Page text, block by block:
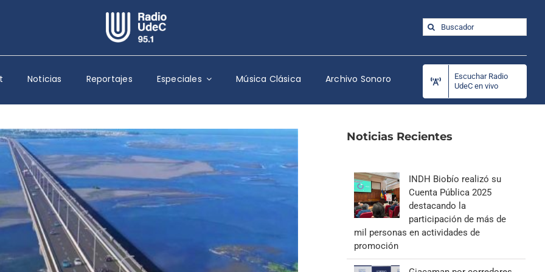
Escuchar Radio UdeC en vivo
Quiénes Somos
Programación
Podcast
Noticias
Reportajes
Columnas
Música Clásica
Especiales
Buscar:
Noticias Reportajes Especiales Música Clásica Archivo Sonoro
Escuchar Radio
UdeC en vivo
Noticias Recientes
INDH Biobío realizó su
Cuenta Pública 2025
destacando la
participación de más de
mil personas en actividades de
promoción